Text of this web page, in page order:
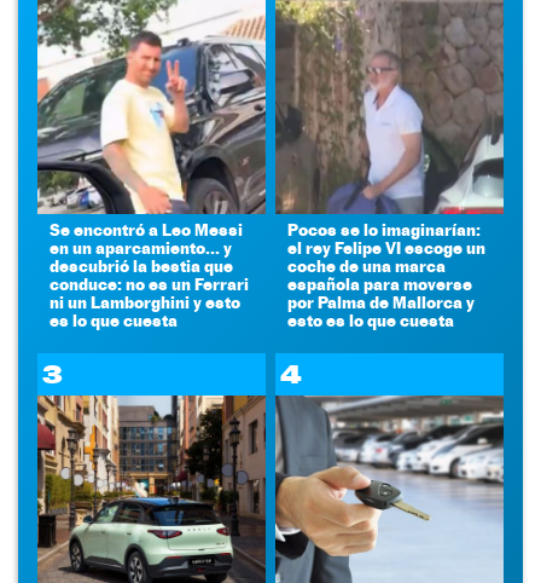
Se encontró a Leo Messi
en un aparcamiento... y
descubrió la bestia que
conduce: no es un Ferrari
ni un Lamborghini y esto
es lo que cuesta
Pocos se lo imaginarían:
el rey Felipe VI escoge un
coche de una marca
española para moverse
por Palma de Mallorca y
esto es lo que cuesta
3 4